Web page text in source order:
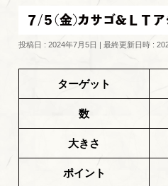
７/５(金)カサゴ&ＬＴア
投稿日 : 2024年7月5日 最終更新日時 :
ターゲット
数
大きさ
ポイント